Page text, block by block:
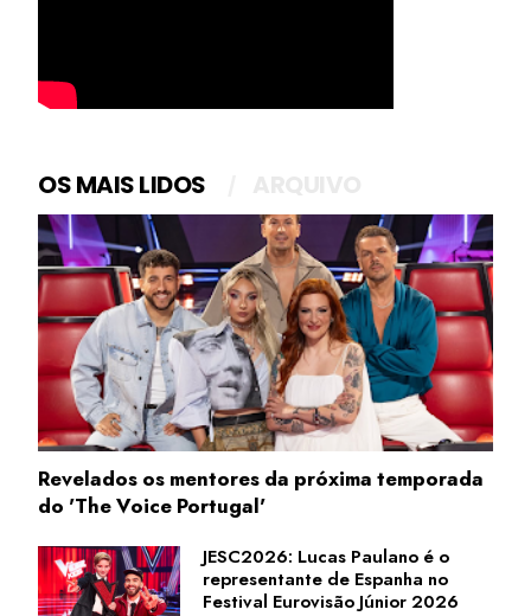
OS MAIS LIDOS
Revelados os mentores da próxima temporada
do 'The Voice Portugal'
JESC2026: Lucas Paulano é o
representante de Espanha no
Festival Eurovisão Júnior 2026